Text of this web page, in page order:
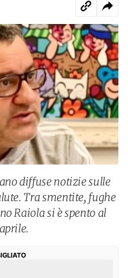
diffuse notizie sulle
Tra smentite, fughe
Raiola si è spento al